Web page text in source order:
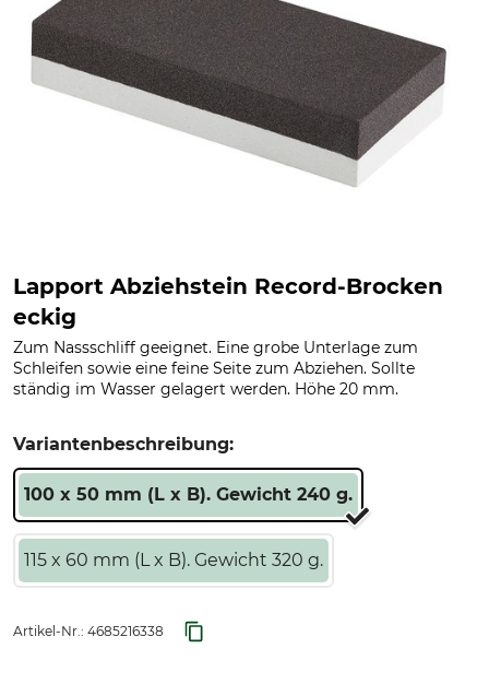
Lapport Abziehstein Record-Brocken
eckig
Zum Nassschliff geeignet. Eine grobe Unterlage zum
Schleifen sowie eine feine Seite zum Abziehen. Sollte
ständig im Wasser gelagert werden. Höhe 20 mm.
Variantenbeschreibung:
100 x 50 mm (L x B). Gewicht 240 g.
115 x 60 mm (L x B). Gewicht 320 g.
Artikel-Nr.: 4685216338